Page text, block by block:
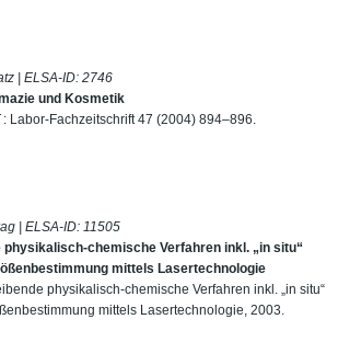
| ELSA-ID: 2746
und Kosmetik
: Labor-Fachzeitschrift 47 (2004) 894–896.
| ELSA-ID: 11505
chemische Verfahren inkl. „in situ“
mittels Lasertechnologie
physikalisch-chemische Verfahren inkl. „in situ“
mittels Lasertechnologie, 2003.